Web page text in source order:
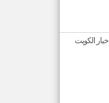
اخبار الكويت